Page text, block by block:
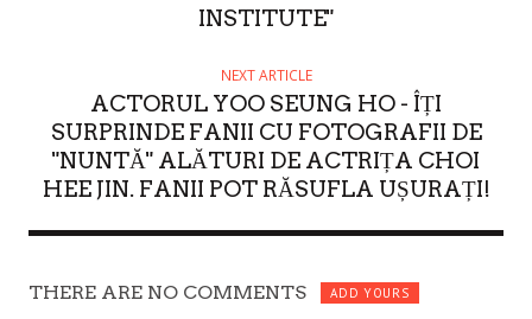
INSTITUTE"
NEXT ARTICLE
ACTORUL YOO SEUNG HO - ÎȚI
SURPRINDE FANII CU FOTOGRAFII DE
"NUNTĂ" ALĂTURI DE ACTRIȚA CHOI
HEE JIN. FANII POT RĂSUFLA UȘURAȚI!
THERE ARE NO COMMENTS ADD YOURS